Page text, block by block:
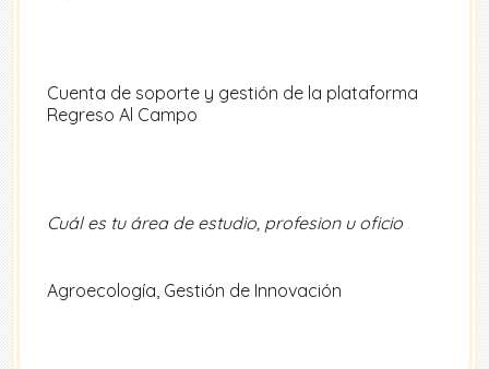
Cuenta de soporte y gestión de la plataforma
Regreso Al Campo
Cuál es tu área de estudio, profesion u oficio
Agroecología, Gestión de Innovación